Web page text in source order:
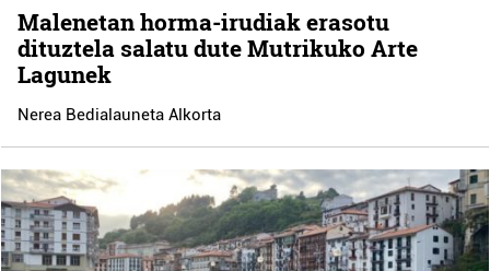
Malenetan horma-irudiak erasotu
dituztela salatu dute Mutrikuko Arte
Lagunek
Nerea Bedialauneta Alkorta